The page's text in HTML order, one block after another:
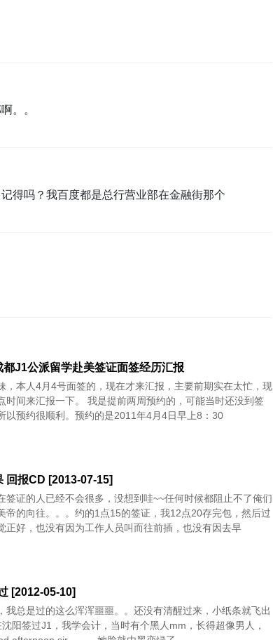
。。
得吗？我百度都是总行营业部在金融街那个
都J1公派留学赴美签证面签经历汇报
，本人4月4号面签的，现在才来汇报，主要前期实在太忙，现
时间来汇报一下。 我是提前两周预约的，可能当时还没到签
以预约很顺利。预约的是2011年4月4日早上8：30
回报CD [2013-07-15]
签证的人已经不会很多，没想到哇~~任何时候都阻止不了俺们
帝的向往。。。约的1点15的签证，我12点20存完包，然后过
正好，也没有因为工作人员叫而往前插，也没有因去早
[2012-05-10]
我总是过的这么浑浑噩噩。。还没有清醒过来，小纸条就飞出
阳签过J1，我学会计，当时有个黑人mm，长得超像男人，